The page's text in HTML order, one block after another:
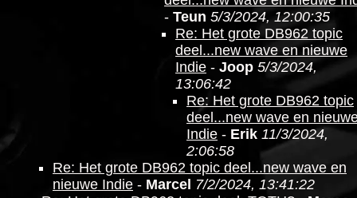
- Teun 5/3/2024, 12:00:35
Re: Het grote DB962 topic
deel...new wave en nieuwe
Indie - Joop 5/3/2024,
13:06:42
Re: Het grote DB962 topic
deel...new wave en
Indie - Erik 11/3/2024,
2:06:58
Re: Het grote DB962 topic deel...new wave en
nieuwe Indie - Marcel 7/2/2024, 13:41:22